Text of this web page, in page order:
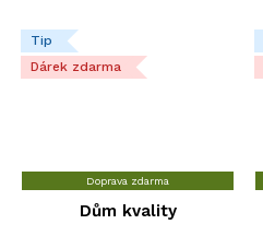
Tip
Dárek zdarma
Doprava zdarma
Dům kvality